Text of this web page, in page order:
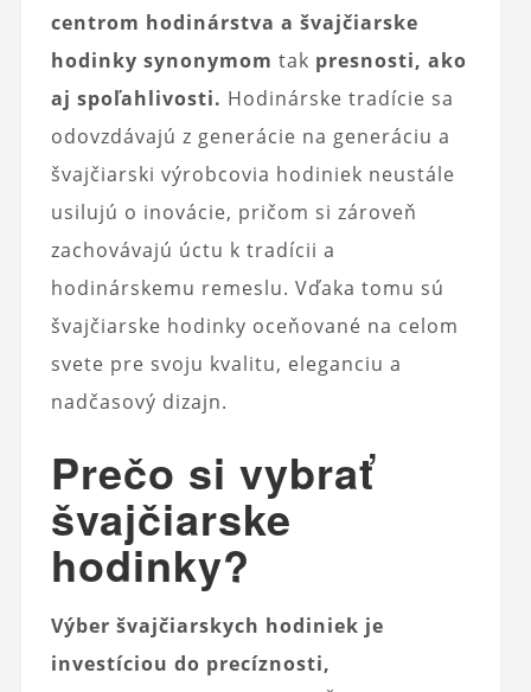
centrom hodinárstva a švajčiarske
hodinky synonymom tak presnosti, ako
aj spoľahlivosti. Hodinárske tradície sa
odovzdávajú z generácie na generáciu a
švajčiarski výrobcovia hodiniek neustále
usilujú o inovácie, pričom si zároveň
zachovávajú úctu k tradícii a
hodinárskemu remeslu. Vďaka tomu sú
švajčiarske hodinky oceňované na celom
svete pre svoju kvalitu, eleganciu a
nadčasový dizajn.
Prečo si vybrať
švajčiarske
hodinky?
Výber švajčiarskych hodiniek je
investíciou do precíznosti,